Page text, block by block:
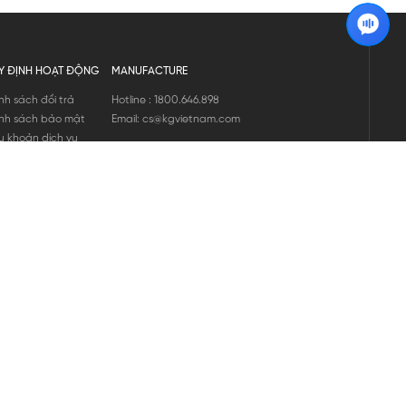
ĐỊNH HOẠT ĐỘNG
sách đổi trả
sách bảo mật
khoản dịch vụ
MANUFACTURE
Hotline : 1800.646.898
Email: cs@kgvietnam.com